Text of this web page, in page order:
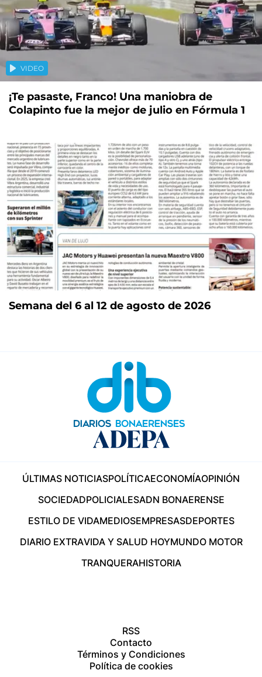
VIDEO
¡Te pasaste, Franco! Una maniobra de
Colapinto fue la mejor de julio en Fórmula 1
Semana del 6 al 12 de agosto de 2026
ÚLTIMAS NOTICIASPOLÍTICAECONOMÍAOPINIÓN
SOCIEDADPOLICIALESADN BONAERENSE
ESTILO DE VIDAMEDIOSEMPRESASDEPORTES
DIARIO EXTRAVIDA Y SALUD HOYMUNDO MOTOR
TRANQUERAHISTORIA
RSS
Contacto
Términos y Condiciones
Política de cookies